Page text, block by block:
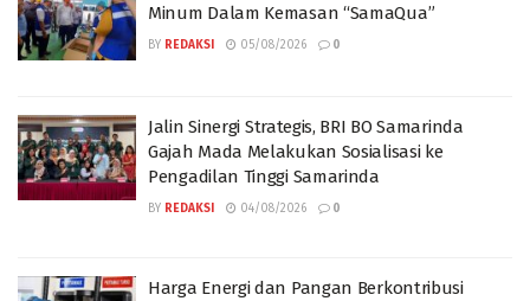
Minum Dalam Kemasan “SamaQua”
BY REDAKSI 05/08/2026 0
Jalin Sinergi Strategis, BRI BO Samarinda
Gajah Mada Melakukan Sosialisasi ke
Pengadilan Tinggi Samarinda
BY REDAKSI 04/08/2026 0
Harga Energi dan Pangan Berkontribusi